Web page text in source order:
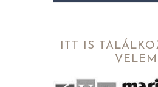
ITT IS
VELEM